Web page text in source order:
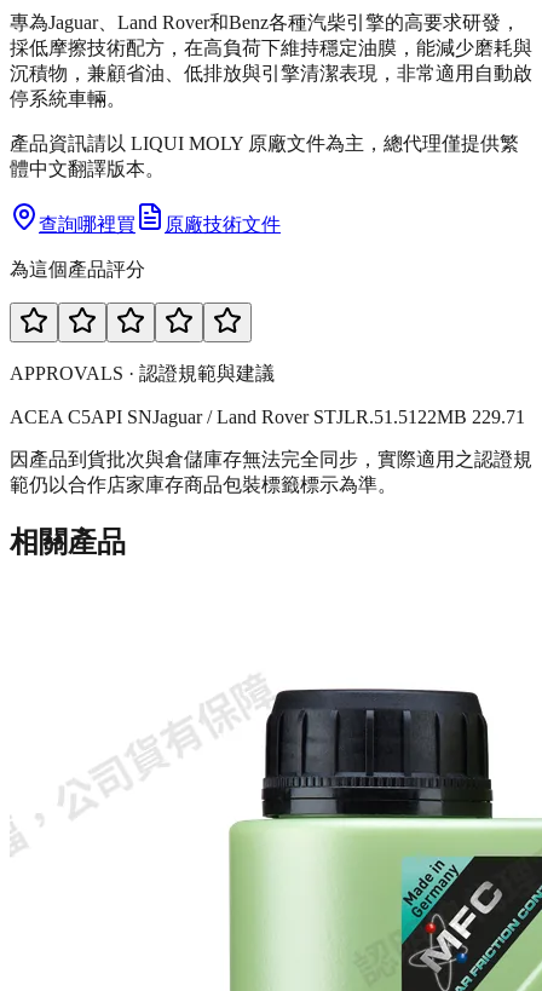
專為Jaguar、Land Rover和Benz各種汽柴引擎的高要求研發，
採低摩擦技術配方，在高負荷下維持穩定油膜，能減少磨耗與
沉積物，兼顧省油、低排放與引擎清潔表現，非常適用自動啟
停系統車輛。
產品資訊請以 LIQUI MOLY 原廠文件為主，總代理僅提供繁
體中文翻譯版本。
查詢哪裡買 原廠技術文件
為這個產品評分
APPROVALS · 認證規範與建議
ACEA C5API SNJaguar / Land Rover STJLR.51.5122MB 229.71
因產品到貨批次與倉儲庫存無法完全同步，實際適用之認證規
範仍以合作店家庫存商品包裝標籤標示為準。
相關產品